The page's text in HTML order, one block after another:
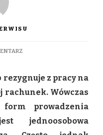
DO
GOSPODARCZA
FORMALNOŚCI
NALEŻY
DOPEŁNIĆ
rezygnuje z pracy na
rachunek. Wówczas
prowadzenia
jednoosobowa